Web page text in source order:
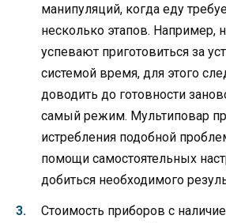
манипуляций, когда еду
несколько этапов. Например,
успевают приготовиться за
системой время, для этого
доводить до готовности
самый режим. Мультиповар
истребления подобной
помощи самостоятельных
добиться необходимого
Стоимость приборов с